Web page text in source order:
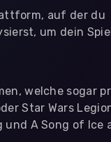
auf der du
um dein
welche sogar
Star Wars
und A Song of Ice